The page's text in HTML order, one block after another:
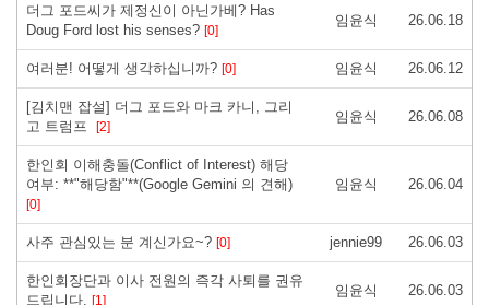
더그 포드씨가 제정신이 아닌가베? Has
Doug Ford lost his senses? [0]
임윤식 26.06.18
여러분! 어떻게 생각하십니까? [0] 임윤식 26.06.12
[김치맨 잡설] 더그 포드와 마크 카니, 그리
고 트럼프 [2]
임윤식 26.06.08
한인회 이해충돌(Conflict of Interest) 해당
여부: **"해당함"**(Google Gemini 의 견해)
[0]
임윤식 26.06.04
사주 관심있는 분 계신가요~? [0] jennie99 26.06.03
한인회장단과 이사 전원의 즉각 사퇴를 권유
드립니다. [1]
임윤식 26.06.03